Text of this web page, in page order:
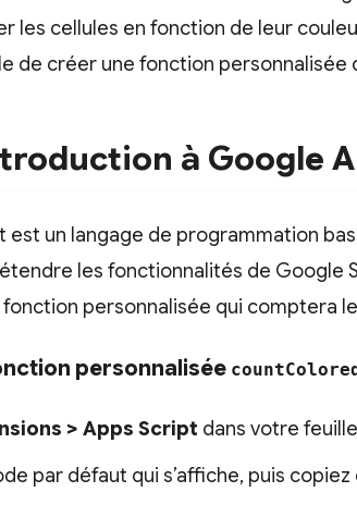
les cellules en fonction de leur
de créer une fonction personnalisée
à Google
est un langage de programmation
les fonctionnalités de Google
personnalisée qui comptera
personnalisée
> Apps Script dans votre
par défaut qui s’affiche, puis